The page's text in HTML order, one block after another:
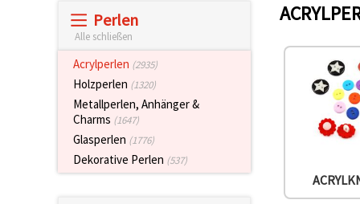
ordnungsgemäße
Nutzungserlebnis
Einwilligung,
Perlen
Alle schließen
Acrylperlen (2935)
Holzperlen (1320)
Metallperlen, Anhänger &
Charms (1647)
Glasperlen (1776)
Dekorative Perlen (537)